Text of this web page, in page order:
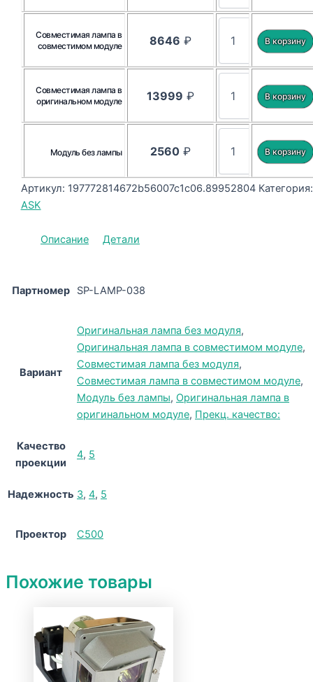
Совместимая лампа в
совместимом модуле
8646 ₽
Совместимая лампа в
оригинальном модуле
13999 ₽
Модуль без лампы 2560₽
Артикул: 197772814672b56007c1c06.89952804 Категория:
ASK
Описание Детали
Партномер SP-LAMP-038
Вариант
Оригинальная лампа без модуля,
Оригинальная лампа в совместимом модуле,
Совместимая лампа без модуля,
Совместимая лампа в совместимом модуле,
Модуль без лампы, Оригинальная лампа в
оригинальном модуле, Прекц. качество:
Качество
проекции
4, 5
Надежность 3, 4, 5
Проектор C500
Похожие товары